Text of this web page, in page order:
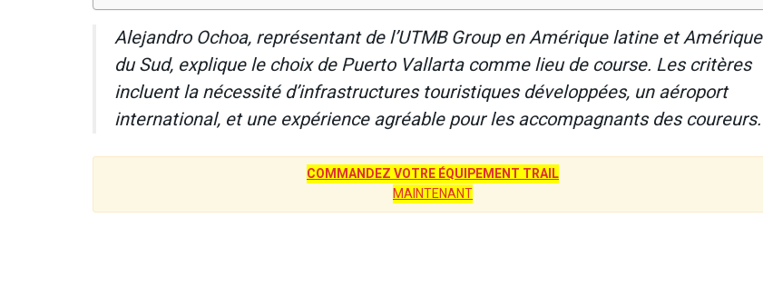
Alejandro Ochoa, représentant de l’UTMB Group en Amérique latine et Amérique
du Sud, explique le choix de Puerto Vallarta comme lieu de course. Les critères
incluent la nécessité d’infrastructures touristiques développées, un aéroport
international, et une expérience agréable pour les accompagnants des coureurs.
COMMANDEZ VOTRE ÉQUIPEMENT TRAIL
MAINTENANT